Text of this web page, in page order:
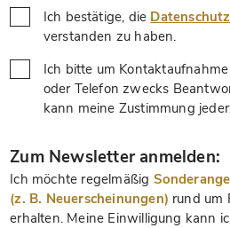
Ich bestätige, die
verstanden zu haben.
Ich bitte um
oder Telefon zwecks
kann meine Zustimmung
Zum Newsletter anmelden:
Ich möchte regelmäßig
(z. B. Neuerscheinungen) rund um
erhalten. Meine Einwilligung kann